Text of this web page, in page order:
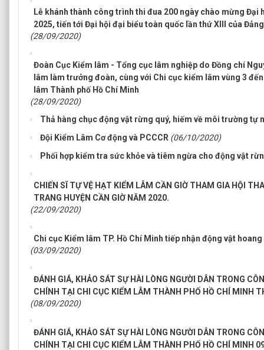
Lễ khánh thành công trình thi đua 200 ngày chào mừng Đại
2025, tiến tới Đại hội đại biểu toàn quốc lần thứ XIII của
(28/09/2020)
Đoàn Cục Kiểm lâm - Tổng cục lâm nghiệp do Đồng chí
lâm làm trưởng đoàn, cùng với Chi cục kiểm lâm vùng 3
lâm Thành phố Hồ Chí Minh
(28/09/2020)
Thả hàng chục động vật rừng quý, hiếm về môi trường tự
Đội Kiểm Lâm Cơ động và PCCCR (06/10/2020)
Phối hợp kiểm tra sức khỏe và tiêm ngừa cho động vật
CHIẾN SĨ TỰ VỆ HẠT KIỂM LÂM CẦN GIỜ THAM GIA HỘI
TRANG HUYỆN CẦN GIỜ NĂM 2020.
(22/09/2020)
Chi cục Kiểm lâm TP. Hồ Chí Minh tiếp nhận động vật
(03/09/2020)
ĐÁNH GIÁ, KHẢO SÁT SỰ HÀI LÒNG NGƯỜI DÂN TRONG
CHÍNH TẠI CHI CỤC KIỂM LÂM THÀNH PHỐ HỒ CHÍ MINH
(08/09/2020)
ĐÁNH GIÁ, KHẢO SÁT SỰ HÀI LÒNG NGƯỜI DÂN TRONG
CHÍNH TẠI CHI CỤC KIỂM LÂM THÀNH PHỐ HỒ CHÍ MINH